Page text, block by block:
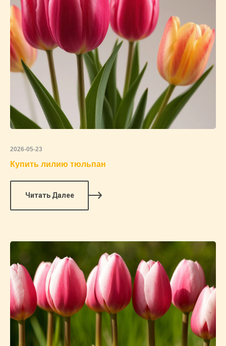
2026-05-23
Купить лилию тюльпан
Читать Далее